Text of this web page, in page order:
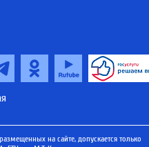
на сайте, допускается только